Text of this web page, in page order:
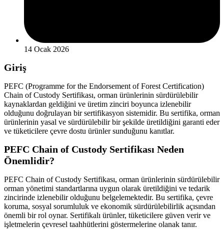
14 Ocak 2026
Giriş
PEFC (Programme for the Endorsement of Forest Certification)
Chain of Custody Sertifikası, orman ürünlerinin sürdürülebilir
kaynaklardan geldiğini ve üretim zinciri boyunca izlenebilir
olduğunu doğrulayan bir sertifikasyon sistemidir. Bu sertifika, orman
ürünlerinin yasal ve sürdürülebilir bir şekilde üretildiğini garanti eder
ve tüketicilere çevre dostu ürünler sunduğunu kanıtlar.
PEFC Chain of Custody Sertifikası Neden
Önemlidir?
PEFC Chain of Custody Sertifikası, orman ürünlerinin sürdürülebilir
orman yönetimi standartlarına uygun olarak üretildiğini ve tedarik
zincirinde izlenebilir olduğunu belgelemektedir. Bu sertifika, çevre
koruma, sosyal sorumluluk ve ekonomik sürdürülebilirlik açısından
önemli bir rol oynar. Sertifikalı ürünler, tüketicilere güven verir ve
işletmelerin çevresel taahhütlerini göstermelerine olanak tanır.